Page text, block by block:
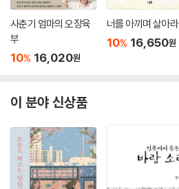
사춘기 엄마의 오장육
부
10% 16,020원
너를 아끼며 살아라
10% 16,650원
이 분야 신상품